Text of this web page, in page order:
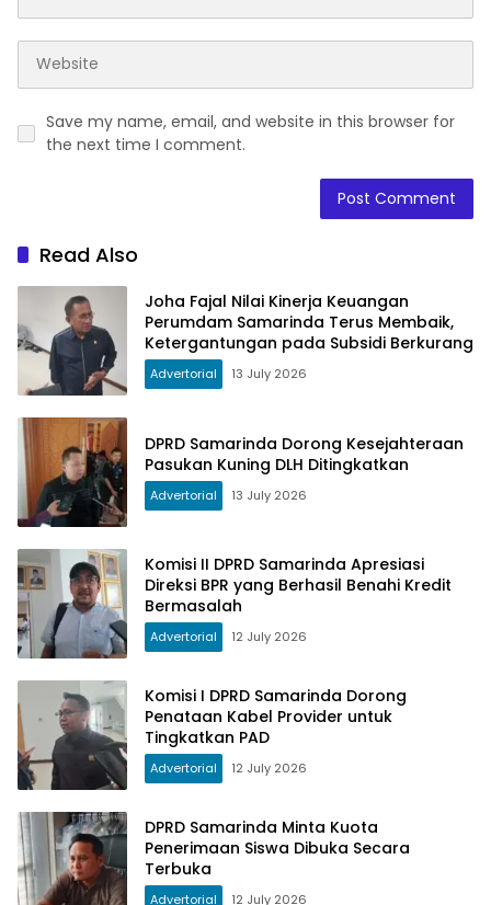
Save my name, email, and website in this browser for
the next time I comment.
Read Also
Joha Fajal Nilai Kinerja Keuangan
Perumdam Samarinda Terus Membaik,
Ketergantungan pada Subsidi Berkurang
Advertorial 13 July 2026
DPRD Samarinda Dorong Kesejahteraan
Pasukan Kuning DLH Ditingkatkan
Advertorial 13 July 2026
Komisi II DPRD Samarinda Apresiasi
Direksi BPR yang Berhasil Benahi Kredit
Bermasalah
Advertorial 12 July 2026
Komisi I DPRD Samarinda Dorong
Penataan Kabel Provider untuk
Tingkatkan PAD
Advertorial 12 July 2026
DPRD Samarinda Minta Kuota
Penerimaan Siswa Dibuka Secara
Terbuka
Advertorial 12 July 2026